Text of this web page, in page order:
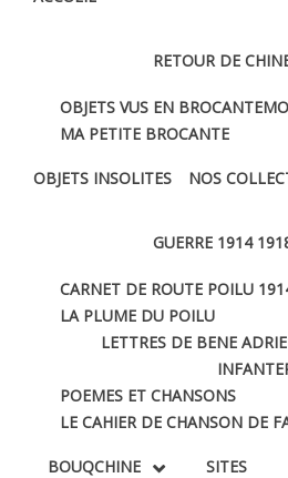
RETOUR DE
OBJETS VUS EN BROCANTE
MA PETITE BROCANTE
OBJETS INSOLITES NOS
GUERRE 1914
CARNET DE ROUTE POILU
LA PLUME DU POILU
LETTRES DE BENE
POEMES ET CHANSONS
LE CAHIER DE CHANSON DE
BOUQCHINE SITES